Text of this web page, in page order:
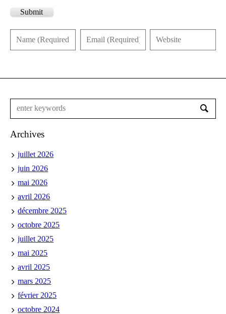
Submit
Archives
juillet 2026
juin 2026
mai 2026
avril 2026
décembre 2025
octobre 2025
juillet 2025
mai 2025
avril 2025
mars 2025
février 2025
octobre 2024